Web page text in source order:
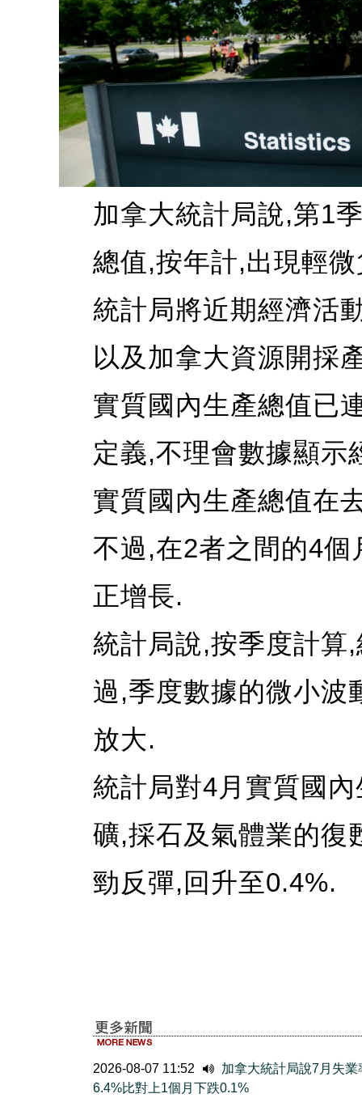
加拿大統計局說,第1
總值,按年計,出現輕
統計局將近期經濟活
以及加拿大資源開採
實質國內生產總值已
定義,不理會數據顯示
實質國內生產總值在
不過,在2者之間的4
正增長.
統計局說,按季度計算
過,季度數據的微小波
放大.
統計局對4月實質國
礦,採石及氣體業的復
勁反彈,回升至0.4%.
2026-08-07 11:52
加拿大統計局說7月失業
6.4%比對上1個月下跌0.1%